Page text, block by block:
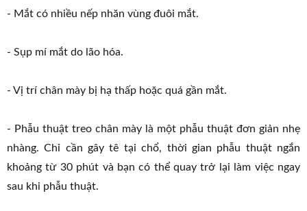
- Mắt có nhiều nếp nhăn vùng đuôi mắt.
- Sụp mí mắt do lão hóa.
- Vị trí chân mày bị hạ thấp hoặc quá gần mắt.
- Phẫu thuật treo chân mày là một phẫu thuật đơn giản nhẹ
nhàng. Chỉ cần gây tê tại chổ, thời gian phẫu thuật ngắn
khoảng từ 30 phút và bạn có thể quay trở lại làm việc ngay
sau khi phẫu thuật.